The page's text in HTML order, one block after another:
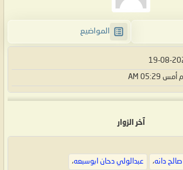
المواضيع
19-08-
أمس 05:29 AM
آخر الزوار
دانه، عبدالولي دحان ابوسبعه،